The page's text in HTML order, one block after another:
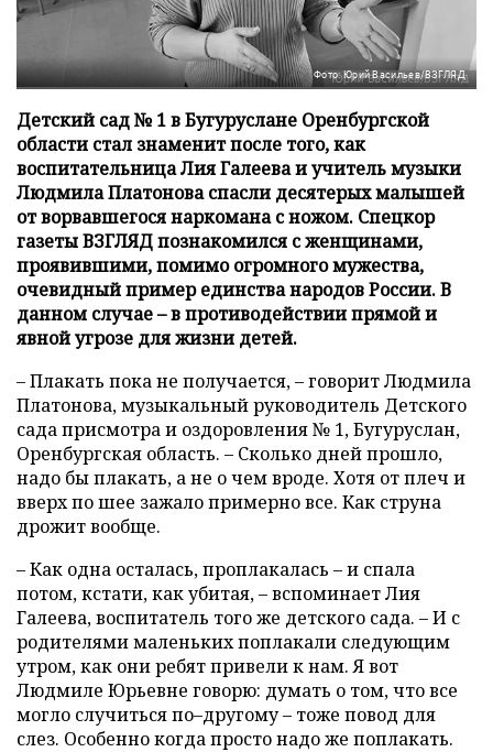
Фото: Юрий Васильев/ВЗГЛЯД
Детский сад № 1 в Бугуруслане Оренбургской
области стал знаменит после того, как
воспитательница Лия Галеева и учитель музыки
Людмила Платонова спасли десятерых малышей
от ворвавшегося наркомана с ножом. Спецкор
газеты ВЗГЛЯД познакомился с женщинами,
проявившими, помимо огромного мужества,
очевидный пример единства народов России. В
данном случае – в противодействии прямой и
явной угрозе для жизни детей.
– Плакать пока не получается, – говорит Людмила
Платонова, музыкальный руководитель Детского
сада присмотра и оздоровления № 1, Бугуруслан,
Оренбургская область. – Сколько дней прошло,
надо бы плакать, а не о чем вроде. Хотя от плеч и
вверх по шее зажало примерно все. Как струна
дрожит вообще.
– Как одна осталась, проплакалась – и спала
потом, кстати, как убитая, – вспоминает Лия
Галеева, воспитатель того же детского сада. – И с
родителями маленьких поплакали следующим
утром, как они ребят привели к нам. Я вот
Людмиле Юрьевне говорю: думать о том, что все
могло случиться по–другому – тоже повод для
слез. Особенно когда просто надо же поплакать.